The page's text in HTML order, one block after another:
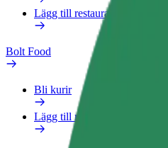
Lägg till restaurang eller butik
Bolt Food
Bli kurir
Lägg till restaurang eller butik